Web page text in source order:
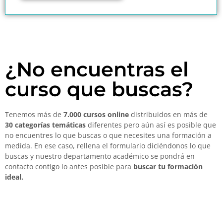
¿No encuentras el
curso que buscas?
Tenemos más de 7.000 cursos online distribuidos en más de
30 categorías temáticas diferentes pero aún así es posible que
no encuentres lo que buscas o que necesites una formación a
medida. En ese caso, rellena el formulario diciéndonos lo que
buscas y nuestro departamento académico se pondrá en
contacto contigo lo antes posible para buscar tu formación
ideal.